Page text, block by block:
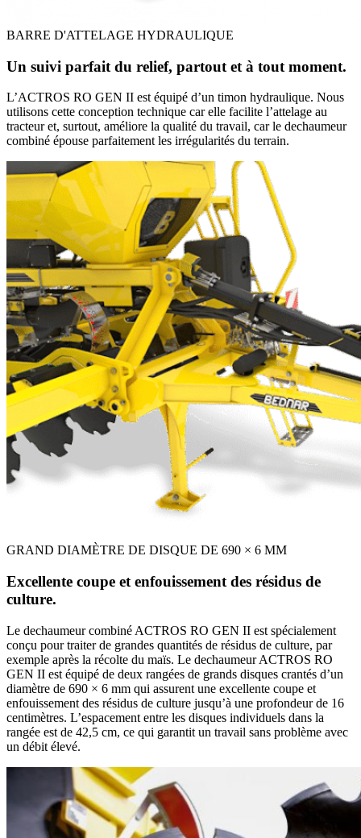
BARRE D'ATTELAGE HYDRAULIQUE
Un suivi parfait du relief, partout et à tout moment.
L’ACTROS RO GEN II est équipé d’un timon hydraulique. Nous
utilisons cette conception technique car elle facilite l’attelage au
tracteur et, surtout, améliore la qualité du travail, car le dechaumeur
combiné épouse parfaitement les irrégularités du terrain.
GRAND DIAMÈTRE DE DISQUE DE 690 × 6 MM
Excellente coupe et enfouissement des résidus de
culture.
Le dechaumeur combiné ACTROS RO GEN II est spécialement
conçu pour traiter de grandes quantités de résidus de culture, par
exemple après la récolte du maïs. Le dechaumeur ACTROS RO
GEN II est équipé de deux rangées de grands disques crantés d’un
diamètre de 690 × 6 mm qui assurent une excellente coupe et
enfouissement des résidus de culture jusqu’à une profondeur de 16
centimètres. L’espacement entre les disques individuels dans la
rangée est de 42,5 cm, ce qui garantit un travail sans problème avec
un débit élevé.